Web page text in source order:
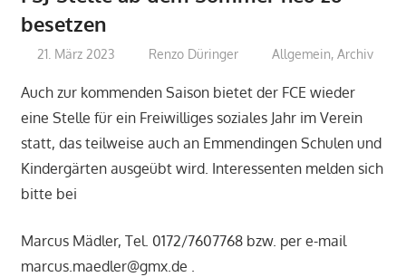
besetzen
21. März 2023 Renzo Düringer Allgemein,Archiv
Auch zur kommenden Saison bietet der FCE wieder
eine Stelle für ein Freiwilliges soziales Jahr im Verein
statt, das teilweise auch an Emmendingen Schulen und
Kindergärten ausgeübt wird. Interessenten melden sich
bitte bei
Marcus Mädler, Tel. 0172/7607768 bzw. per e-mail
marcus.maedler@gmx.de .